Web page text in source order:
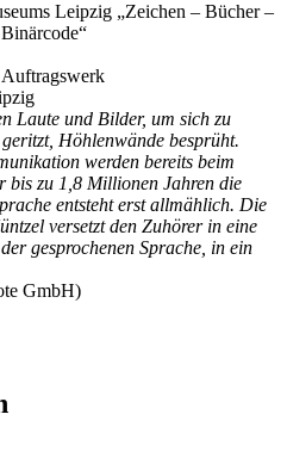
Leipzig „Zeichen – Bücher –
Laute und Bilder, um sich zu
Höhlenwände besprüht.
werden bereits beim
bis zu 1,8 Millionen Jahren die
entsteht erst allmählich. Die
versetzt den Zuhörer in eine
gesprochenen Sprache, in ein
GmbH)